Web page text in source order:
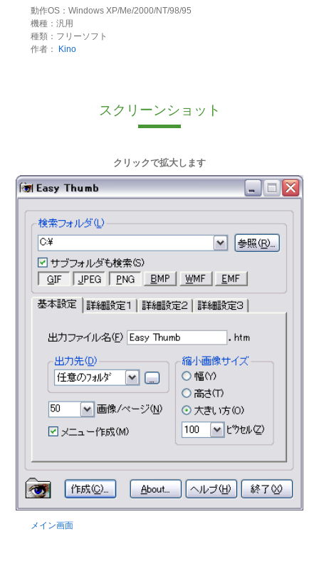
動作OS：Windows XP/Me/2000/NT/98/95
機種：汎用
種類：フリーソフト
作者：
Kino
スクリーンショット
クリックで拡大します
メイン画面